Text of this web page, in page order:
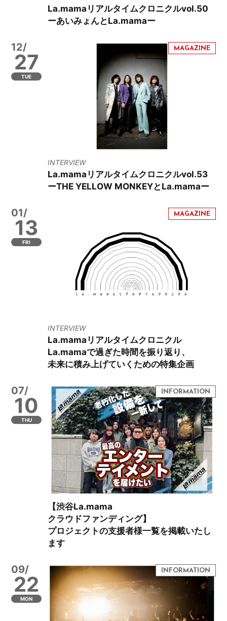
La.mamaリアルタイムクロニクルvol.50
ーあいみょんとLa.mamaー
12/
27
TUE
INTERVIEW
La.mamaリアルタイムクロニクルvol.53
ーTHE YELLOW MONKEYとLa.mamaー
01/
13
FRI
INTERVIEW
La.mamaリアルタイムクロニクル
La.mamaで過ぎた時間を振り返り、
未来に積み上げていくための特集企画
07/
10
THU
【渋谷La.mama
クラウドファンディング】
プロジェクトの支援者様一覧を掲載いたし
ます
09/
22
MON